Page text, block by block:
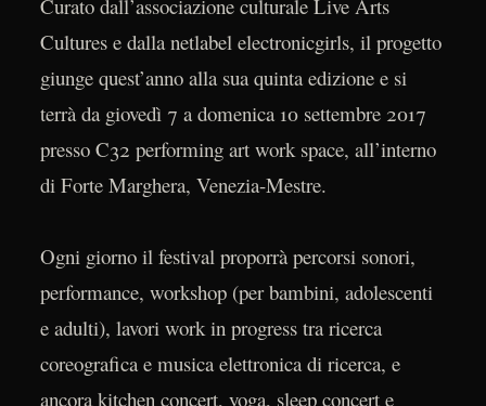
Curato dall’associazione culturale Live Arts
Cultures e dalla netlabel electronicgirls, il progetto
giunge quest’anno alla sua quinta edizione e si
terrà da giovedì 7 a domenica 10 settembre 2017
presso C32 performing art work space, all’interno
di Forte Marghera, Venezia-Mestre.
Ogni giorno il festival proporrà percorsi sonori,
performance, workshop (per bambini, adolescenti
e adulti), lavori work in progress tra ricerca
coreografica e musica elettronica di ricerca, e
ancora kitchen concert, yoga, sleep concert e